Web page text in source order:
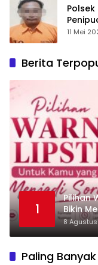
11 Mei
Berita
1
Pilihan
Bikin
8
Paling